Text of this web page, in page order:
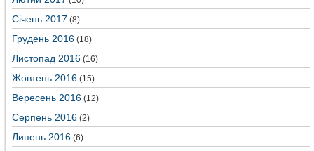
Січень 2017 (8)
Грудень 2016 (18)
Листопад 2016 (16)
Жовтень 2016 (15)
Вересень 2016 (12)
Серпень 2016 (2)
Липень 2016 (6)